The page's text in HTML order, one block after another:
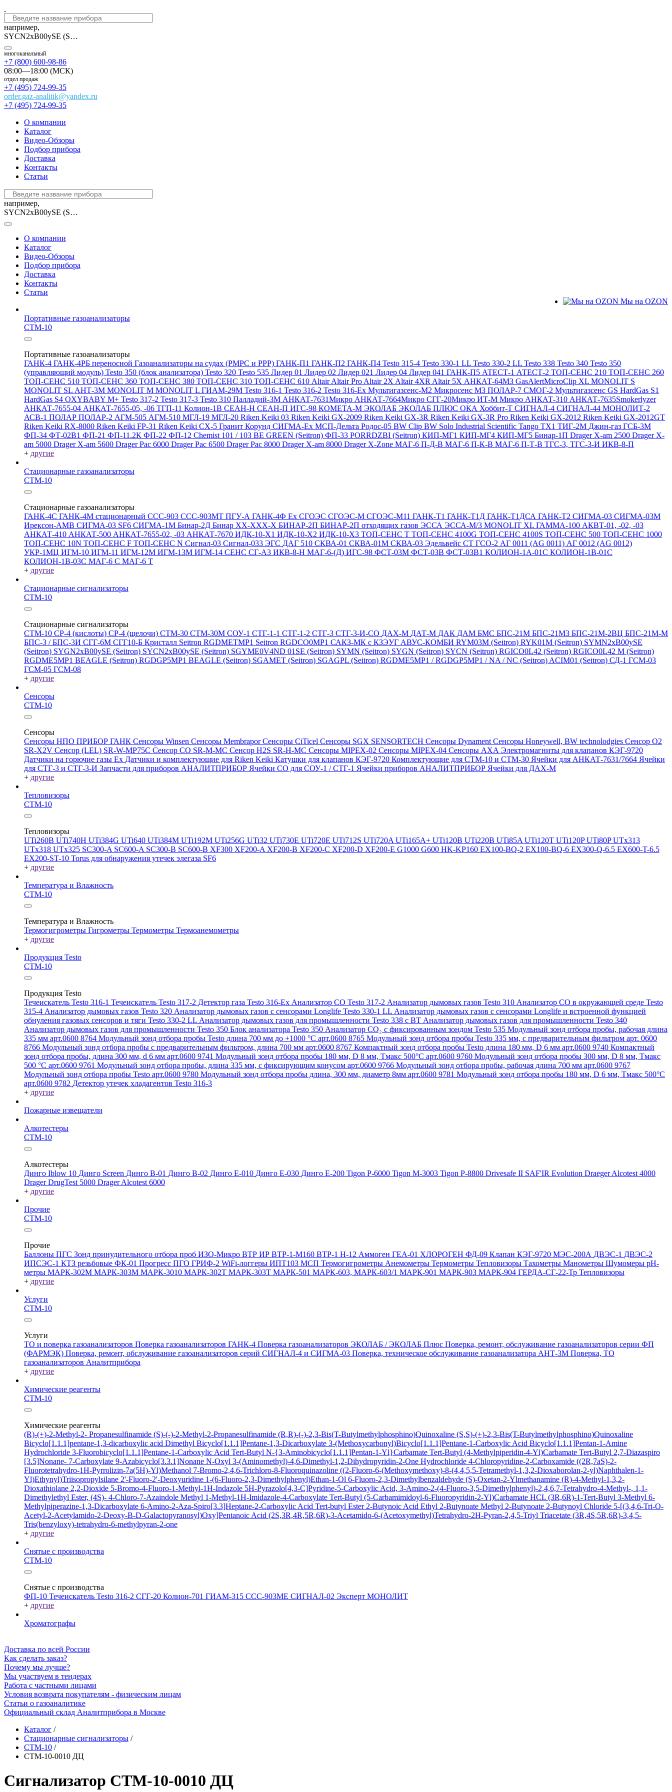
например,
SYCN2xB00ySE (Seitron)
многоканальный
+7 (800) 600-98-86
08:00—18:00 (МСК)
отдел продаж
+7 (495) 724-99-35
order.gaz-analitik@yandex.ru
+7 (495) 724-99-35
О компании
Каталог
Видео-Обзоры
Подбор прибора
Доставка
Контакты
Статьи
например,
SYCN2xB00ySE (Seitron)
О компании
Каталог
Видео-Обзоры
Подбор прибора
Доставка
Контакты
Статьи
Мы на OZON
Портативные газоанализаторы
СТМ-10
Портативные газоанализаторы
ГАНК-4 ГАНК-4РБ переносной Газоанализаторы на судах (РМРС и РРР) ГАНК-П1 ГАНК-П2 ГАНК-П4 Testo 315-4 Testo 330-1 LL Testo 330-2 LL Testo 338 Testo 340 Testo 350
(управляющий модуль) Testo 350 (блок анализатора) Testo 320 Testo 535 Лидер 01 Лидер 02 Лидер 021 Лидер 04 Лидер 041 ГАНК-П5 АТЕСТ-1 АТЕСТ-2 ТОП-СЕНС 210 ТОП-СЕНС 260
ТОП-СЕНС 510 ТОП-СЕНС 360 ТОП-СЕНС 380 ТОП-СЕНС 310 ТОП-СЕНС 610 AltairAltair Pro Altair 2X Altair 4XR Altair 5X АНКАТ-64М3 GasAlertMicroClip XL MONOLIT S
MONOLIT SL АНТ-3М MONOLIT M MONOLIT L ГИАМ-29М Testo 316-1 Testo 316-2 Testo 316-Ex Мультигазсенс-М2 Микросенс М3 ПОЛАР-7 СМОГ-2 Мультигазсенс GS HardGas S1
HardGas S4 OXYBABY M+ Testo 317-2 Testo 317-3 Testo 310 Палладий-3М АНКАТ-7631Микро АНКАТ-7664Микро СГГ-20Микро ИТ-М Микро АНКАТ-310 АНКАТ-7635Smokerlyzer
АНКАТ-7655-04 АНКАТ-7655-05, -06 ТГП-11 Колион-1В СЕАН-Н СЕАН-П ИГС-98 КОМЕТА-М ЭКОЛАБ ЭКОЛАБ ПЛЮС ОКА Хоббит-Т СИГНАЛ-4 СИГНАЛ-44 МОНОЛИТ-2
АСВ-1 ПОЛАР ПОЛАР-2 АГМ-505 АГМ-510 МГЛ-19 МГЛ-20 Riken Keiki 03 Riken Keiki GX-2009 Riken Keiki GX-3R Riken Keiki GX-3R Pro Riken Keiki GX-2012 Riken Keiki GX-2012GT
Riken Keiki RX-8000 Riken Keiki FP-31 Riken Keiki CX-5 Гранит Корунд СИГМА-Ех МСП-Дельта Родос-05 BW Clip BW Solo Industrial Scientific Tango TX1 ТИГ-2М Джин-газ ГСБ-3М
ФП-34 ФТ-02В1 ФП-21 ФП-11.2К ФП-22 ФП-12 Chemist 101 / 103 BE GREEN (Seitron) ФП-33 PORRDZBI (Seitron) КИП-МГ1 КИП-МГ4 КИП-МГ5 Бинар-1П Drager X-am 2500 Drager X-
am 5000 Drager X-am 5600 Drager Pac 6000 Drager Pac 6500 Drager Pac 8000 Drager X-am 8000 Drager X-Zone МАГ-6 П-Д-В МАГ-6 П-К-В МАГ-6 П-Т-В ТГС-3, ТГС-3-И ИКВ-8-П
+ другие
Стационарные газоанализаторы
СТМ-10
Стационарные газоанализаторы
ГАНК-4С ГАНК-4М стационарный ССС-903 ССС-903МТ ПГУ-А ГАНК-4Ф Ex СГОЭС СГОЭС-М СГОЭС-М11 ГАНК-Т1 ГАНК-Т1Д ГАНК-Т1ДСА ГАНК-Т2 СИГМА-03 СИГМА-03М
Ирексон-АМВ СИГМА-03 SF6 СИГМА-1М Бинар-2Д Бинар ХХ-ХХХ-Х БИНАР-2П БИНАР-2П отходящих газов ЭССА ЭССА-М/3 MONOLIT XL ГАММА-100 АКВТ-01, -02, -03
АНКАТ-410 АНКАТ-500 АНКАТ-7655-02, -03 АНКАТ-7670 ИДК-10-Х1 ИДК-10-Х2 ИДК-10-Х3 ТОП-СЕНС Т ТОП-СЕНС 4100G ТОП-СЕНС 4100S ТОП-СЕНС 500 ТОП-СЕНС 1000
ТОП-СЕНС 10N ТОП-СЕНС F ТОП-СЕНС N Сигнал-03 Сигнал-033 ЭГС ДАГ 510 СКВА-01 СКВА-01М СКВА-03 Эдельвейс СТ ГСО-2 АГ 0011 (AG 0011) АГ 0012 (AG 0012)
УКР-1МЦ ИГМ-10 ИГМ-11 ИГМ-12М ИГМ-13М ИГМ-14 СЕНС СГ-А3 ИКВ-8-Н МАГ-6-(Д) ИГС-98 ФСТ-03М ФСТ-03В ФСТ-03В1 КОЛИОН-1А-01С КОЛИОН-1В-01С
КОЛИОН-1В-03С МАГ-6 С МАГ-6 Т
+ другие
Стационарные сигнализаторы
СТМ-10
Стационарные сигнализаторы
СТМ-10 СР-4 (кислоты) СР-4 (щелочи) СТМ-30 СТМ-30М СОУ-1 СТГ-1-1 СТГ-1-2 СТГ-3 СТГ-3-И-CO ДАХ-М ДАТ-М ДАК ДАМ БМС БПС-21М БПС-21М3 БПС-21М-2ВЦ БПС-21М-М
БПС-3 / БПС-3И СГГ-6М СГГ10-Б Кристалл Seitron RGDMETMP1 Seitron RGDCO0MP1 САКЗ-МК с КЗЭУГ АВУС-КОМБИ RYM03M (Seitron) RYK01M (Seitron) SYMN2хB00ySE
(Seitron) SYGN2xB00ySE (Seitron) SYCN2xB00ySE (Seitron) SGYME0V4ND 01SE (Seitron) SYMN (Seitron) SYGN (Seitron) SYCN (Seitron) RGICO0L42 (Seitron) RGICO0L42 M (Seitron)
RGDME5MP1 BEAGLE (Seitron) RGDGP5MP1 BEAGLE (Seitron) SGAMET (Seitron) SGAGPL (Seitron) RGDME5MP1 / RGDGP5MP1 / NA / NC (Seitron) ACIM01 (Seitron) СД-1 ГСМ-03
ГСМ-05 ГСМ-08
+ другие
Сенсоры
СТМ-10
Сенсоры
Сенсоры НПО ПРИБОР ГАНК Сенсоры Winsen Сенсоры MembraporСенсоры CiTicel Сенсоры SGX SENSORTECH Сенсоры Dynament Сенсоры Honeywell, BW technolodgies Сенсор O2
SR-X2V Сенсор (LEL) SR-W-MP75C Сенсор CO SR-M-MC Сенсор H2S SR-H-MC Сенсоры MIPEX-02 Сенсоры MIPEX-04 Сенсоры АХА Электромагниты для клапанов КЭГ-9720
Датчики на горючие газы Ex Датчики и комплектующие для Riken Keiki Катушки для клапанов КЭГ-9720 Комплектующие для СТМ-10 и СТМ-30 Ячейки для АНКАТ-7631/7664 Ячейки
для СТГ-3 и СТГ-3-И Запчасти для приборов АНАЛИТПРИБОР Ячейки CO для СОУ-1 / СТГ-1 Ячейки приборов АНАЛИТПРИБОР Ячейки для ДАХ-М
+ другие
Тепловизоры
СТМ-10
Тепловизоры
UTi260В UTi740H UTi384G UTi640 UTi384M UTi192M UTi256G UTi32 UTi730E UTi720E UTi712S UTi720A UTi165A+ UTi120B UTi220B UTi85A UTi120T UTi120PUTi80PUTx313
UTx318 UTx325 SC300-A SC600-A SC300-B SC600-B XF300 XF200-A XF200-B XF200-C XF200-D XF200-E G1000 G600 HK-KP160 EX100-BQ-2 EX100-BQ-6 EX300-Q-6.5 EX600-T-6.5
EX200-ST-10 Torus для обнаружения утечек элегаза SF6
+ другие
Температура и Влажность
СТМ-10
Температура и Влажность
Термогигрометры Гигрометры Термометры Термоанемометры
+ другие
Продукция Testo
СТМ-10
Продукция Testo
Течеискатель Testo 316-1 Течеискатель Testo 317-2 Детектор газа Testo 316-Ex Анализатор CO Testo 317-2 Анализатор дымовых газов Testo 310 Анализатор CO в окружающей среде Testo
315-4 Анализатор дымовых газов Testo 320 Анализатор дымовых газов с сенсорами Longlife Testo 330-1 LL Анализатор дымовых газов с сенсорами Longlife и встроенной функцией
обнуления газовых сенсоров и тяги Testo 330-2 LL Анализатор дымовых газов для промышленности Testo 338 с BT Анализатор дымовых газов для промышленности Testo 340
Анализатор дымовых газов для промышленности Testo 350 Блок анализатора Testo 350 Анализатор СО₂ с фиксированным зондом Testo 535 Модульный зонд отбора пробы, рабочая длина
335 мм арт.0600 8764 Модульный зонд отбора пробы Testo длина 700 мм до +1000 °С арт.0600 8765 Модульный зонд отбора пробы Testo 335 мм, с предварительным фильтром арт. 0600
8766 Модульный зонд отбора пробы с предварительным фильтром, длина 700 мм арт.0600 8767 Компактный зонд отбора пробы Testo длина 180 мм, D 6 мм арт.0600 9740 Компактный
зонд отбора пробы, длина 300 мм, d 6 мм арт.0600 9741 Модульный зонд отбора пробы 180 мм, D 8 мм, Tмакс 500°С арт.0600 9760 Модульный зонд отбора пробы 300 мм, D 8 мм, Tмакс
500 °C арт.0600 9761 Модульный зонд отбора пробы, длина 335 мм, с фиксирующим конусом арт.0600 9766 Модульный зонд отбора пробы, рабочая длина 700 мм арт.0600 9767
Модульный зонд отбора пробы Testo арт.0600 9780 Модульный зонд отбора пробы длина, 300 мм, диаметр 8мм арт.0600 9781 Модульный зонд отбора пробы 180 мм, D 6 мм, Tмакс 500°С
арт.0600 9782 Детектор утечек хладагентов Testo 316-3
+ другие
Пожарные извещатели
Алкотестеры
СТМ-10
Алкотестеры
Динго Iblow 10 Динго Screen Динго В-01 Динго В-02 Динго Е-010 Динго Е-030 Динго Е-200 Tigon P-6000 Tigon M-3003 Tigon P-8800 Drivesafe II SAF'IR Evolution Draeger Alcotest 4000
Drager DrugTest 5000 Drager Alcotest 6000
+ другие
Прочие
СТМ-10
Прочие
Баллоны ПГС Зонд принудительного отбора проб ИЗО-Микро ВТР ИР ВТР-1-М160 ВТР-1 Н-12 Аммоген ГЕА-01 ХЛОРОГЕН ФД-09 Клапан КЭГ-9720 МЭС-200А ДВЭС-1 ДВЭС-2
ИПСЭС-1 КТЗ резьбовые ФК-01 Прогресс ПГО ГРИФ-2 WiFi-логгеры ИПТ103 МСП Термогигрометры Анемометры Термометры Тепловизоры Тахометры Манометры Шумомеры pH-
метры МАРК-302М МАРК-303М МАРК-3010 МАРК-302Т МАРК-303Т МАРК-501 МАРК-603, МАРК-603/1 МАРК-901 МАРК-903 МАРК-904 ГЕРДА-СГ-22-Тр Тепловизоры
+ другие
Услуги
СТМ-10
Услуги
ТО и поверка газоанализаторов Поверка газоанализаторов ГАНК-4 Поверка газоанализаторов ЭКОЛАБ / ЭКОЛАБ Плюс Поверка, ремонт, обслуживание газоанализаторов серии ФП
(ФАРМЭК) Поверка, ремонт, обслуживание газоанализаторов серий СИГНАЛ-4 и СИГМА-03 Поверка, техническое обслуживание газоанализатора АНТ-3М Поверка, ТО
газоанализаторов Аналитприбора
+ другие
Химические реагенты
СТМ-10
Химические реагенты
(R)-(+)-2-Methyl-2- Propanesulfinamide (S)-(-)-2-Methyl-2-Propanesulfinamide (R,R)-(-)-2,3-Bis(T-Butylmethylphosphino)Quinoxaline (S,S)-(+)-2,3-Bis(T-Butylmethylphosphino)Quinoxaline
Bicyclo[1.1.1]pentane-1,3-dicarboxylic acid Dimethyl Bicyclo[1.1.1]Pentane-1,3-Dicarboxylate 3-(Methoxycarbonyl)Bicyclo[1.1.1]Pentane-1-Carboxylic Acid Bicyclo[1.1.1]Pentan-1-Amine
Hydrochloride 3-Fluorobicyclo[1.1.1]Pentane-1-Carboxylic Acid Tert-Butyl N-{3-Aminobicyclo[1.1.1]Pentan-1-Yl}Carbamate Tert-Butyl (4-Methylpiperidin-4-Yl)Carbamate Tert-Butyl 2,7-Diazaspiro
[3.5]Nonane- 7-Carboxylate 9-Azabicyclo[3.3.1]Nonane N-Oxyl 3-(Aminomethyl)-4,6-Dimethyl-1,2-Dihydropyridin-2-One Hydrochloride 4-Chloropyridine-2-Carboxamide ((2R,7aS)-2-
Fluorotetrahydro-1H-Pyrrolizin-7a(5H)-Yl)Methanol 7-Bromo-2,4,6-Trichloro-8-Fluoroquinazoline ((2-Fluoro-6-(Methoxymethoxy)-8-(4,4,5,5-Tetramethyl-1,3,2-Dioxaborolan-2-yl)Naphthalen-1-
Yl)Ethynyl)Triisopropylsilane 2'-Fluoro-2'-Deoxyuridine 1-(6-Fluoro-2,3-Dimethylphenyl)Ethan-1-Ol 6-Fluoro-2,3-Dimethylbenzaldehyde (S)-Oxetan-2-Ylmethanamine (R)-4-Methyl-1,3,2-
Dioxathiolane 2,2-Dioxide 5-Bromo-4-Fluoro-1-Methyl-1H-Indazole 5H-Pyrazolo[4,3-C]Pyridine-5-Carboxylic Acid, 3-Amino-2-(4-Fluoro-3,5-Dimethylphenyl)-2,4,6,7-Tetrahydro-4-Methyl-, 1,1-
Dimethylethyl Ester, (4S)- 4-Chloro-7-Azaindole Methyl 1-Methyl-1H-Imidazole-4-Carboxylate Tert-Butyl (5-Carbamimidoyl-6-Fluoropyridin-2-Yl)Carbamate HCL (3R,6R)-1-Tert-Butyl 3-Methyl 6-
Methylpiperazine-1,3-Dicarboxylate 6-Amino-2-Aza-Spiro[3.3]Heptane-2-Carboxylic Acid Tert-butyl Ester 2-Butynoic Acid Ethyl 2-Butynoate Methyl 2-Butynoate 2-Butynoyl Chloride 5-[(3,4,6-Tri-O-
Acetyl-2-Acetylamido-2-Deoxy-B-D-Galactopyranosyl)Oxy]Pentanoic Acid (2S,3R,4R,5R,6R)-3-Acetamido-6-(Acetoxymethyl)Tetrahydro-2H-Pyran-2,4,5-Triyl Triacetate (3R,4S,5R,6R)-3,4,5-
Tris(benzyloxy)-tetrahydro-6-methylpyran-2-one
+ другие
Снятые с производства
СТМ-10
Снятые с производства
ФП-10 Течеискатель Testo 316-2 СГГ-20 Колион-701 ГИАМ-315 ССС-903МЕ СИГНАЛ-02 Эксперт МОНОЛИТ
+ другие
Хроматографы
Доставка по всей России
Как сделать заказ?
Почему мы лучше?
Мы участвуем в тендерах
Работа с частными лицами
Условия возврата покупателям - физическим лицам
Статьи о газоаналитике
Официальный склад Аналитприбора в Москве
Каталог /
Стационарные сигнализаторы /
СТМ-10 /
СТМ-10-0010 ДЦ
Сигнализатор СТМ-10-0010 ДЦ